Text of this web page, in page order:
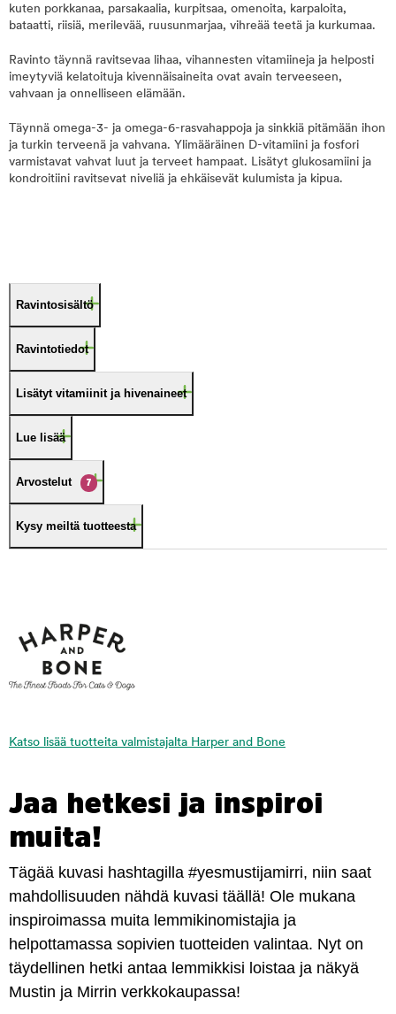
kuten porkkanaa, parsakaalia, kurpitsaa, omenoita, karpaloita,
bataatti, riisiä, merilevää, ruusunmarjaa, vihreää teetä ja kurkumaa.
Ravinto täynnä ravitsevaa lihaa, vihannesten vitamiineja ja helposti
imeytyviä kelatoituja kivennäisaineita ovat avain terveeseen,
vahvaan ja onnelliseen elämään.
Täynnä omega-3- ja omega-6-rasvahappoja ja sinkkiä pitämään ihon
ja turkin terveenä ja vahvana. Ylimääräinen D-vitamiini ja fosfori
varmistavat vahvat luut ja terveet hampaat. Lisätyt glukosamiini ja
kondroitiini ravitsevat niveliä ja ehkäisevät kulumista ja kipua.
Ravintosisältö
Ravintotiedot
Lisätyt vitamiinit ja hivenaineet
Lue lisää
Arvostelut 7
Kysy meiltä tuotteesta
Katso lisää tuotteita valmistajalta Harper and Bone
Jaa hetkesi ja inspiroi
muita!
Tägää kuvasi hashtagilla #yesmustijamirri, niin saat
mahdollisuuden nähdä kuvasi täällä! Ole mukana
inspiroimassa muita lemmikinomistajia ja
helpottamassa sopivien tuotteiden valintaa. Nyt on
täydellinen hetki antaa lemmikkisi loistaa ja näkyä
Mustin ja Mirrin verkkokaupassa!